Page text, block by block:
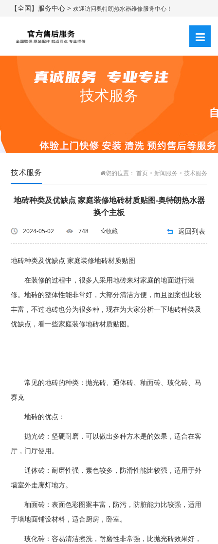
【全国】服务中心 >欢迎访问奥特朗热水器维修服务中心！
技术服务
技术服务 您的位置： 首页> 新闻服务 > 技术服务
地砖种类及优缺点 家庭装修地砖材质贴图-奥特朗热水器
换个主板
2024-05-02 748 收藏 返回列表
地砖种类及优缺点 家庭装修地砖材质贴图
在装修的过程中，很多人采用地砖来对家庭的地面进行装
修。地砖的整体性能非常好，大部分清洁方便，而且图案也比较
丰富，不过地砖也分为很多种，现在为大家分析一下地砖种类及
优缺点，看一些家庭装修地砖材质贴图。
常见的地砖的种类：抛光砖、通体砖、釉面砖、玻化砖、马
赛克
地砖的优点：
抛光砖：坚硬耐磨，可以做出多种方木是的效果，适合在客
厅，门厅使用。
通体砖：耐磨性强，素色较多，防滑性能比较强，适用于外
墙室外走廊灯地方。
釉面砖：表面色彩图案丰富，防污，防脏能力比较强，适用
于墙地面铺设材料，适合厨房，卧室。
玻化砖：容易清洁擦洗，耐磨性非常强，比抛光砖效果好，